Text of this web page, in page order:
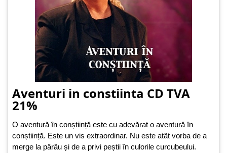
Aventuri in constiinta CD TVA
21%
O aventură în conștiință este cu adevărat o aventură în
conștiință. Este un vis extraordinar. Nu este atât vorba de a
merge la pârâu și de a privi peștii în culorile curcubeului.